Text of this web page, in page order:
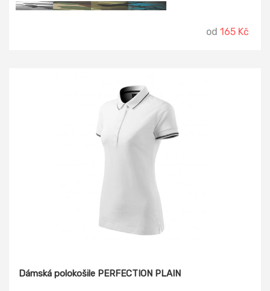
od 165 Kč
Dámská polokošile PERFECTION PLAIN